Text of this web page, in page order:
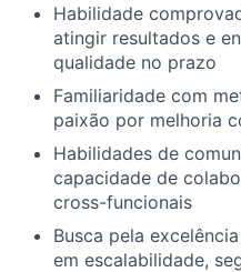
Habilidade
atingir resultados e
qualidade no prazo
Familiaridade com
paixão por melhoria
Habilidades de
capacidade de
cross-funcionais
Busca pela
em escalabilidade,